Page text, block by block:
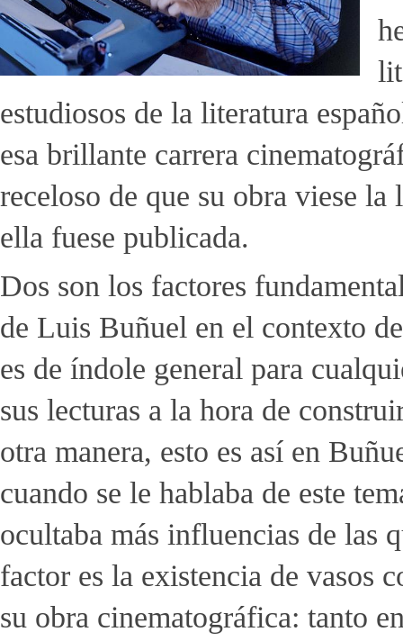
estudiosos de la literatura
esa brillante carrera
receloso de que su obra viese la
ella fuese publicada.
Dos son los factores
de Luis Buñuel en el contexto
es de índole general para
sus lecturas a la hora de
otra manera, esto es así en
cuando se le hablaba de este
ocultaba más influencias de las
factor es la existencia de vasos
su obra cinematográfica: tanto